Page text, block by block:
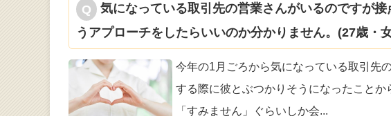
気になっている取引先の営業さんがいるのですが
うアプローチをしたらいいのか分かりません。(27歳・女
今年の1月ごろから気になっている取引先
する際に彼とぶつかりそうになったことか
「すみません」ぐらいしか会...